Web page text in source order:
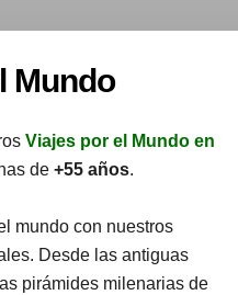
Mundo
Viajes por el Mundo en
de +55años.
mundo con nuestros
Desde las antiguas
pirámides milenarias de